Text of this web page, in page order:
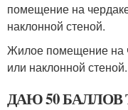
помещение на
наклонной стеной.
Жилое помещение на
или наклонной стеной.
ДАЮ 50 БАЛЛОВ